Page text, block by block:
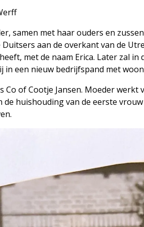
samen met haar ouders en
aan de overkant van de
met de naam Erica. Later zal
in een nieuw bedrijfspand met
Co of Cootje Jansen. Moeder
de huishouding van de eerste